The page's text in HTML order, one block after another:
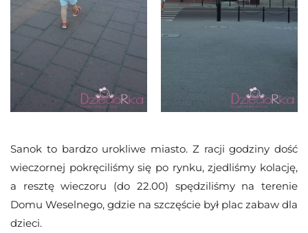
Sanok to bardzo urokliwe miasto. Z racji godziny dość
wieczornej pokręciliśmy się po rynku, zjedliśmy kolację,
a resztę wieczoru (do 22.00) spędziliśmy na terenie
Domu Weselnego, gdzie na szczęście był plac zabaw dla
dzieci.